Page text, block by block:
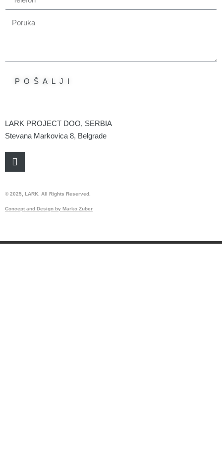
LARK PROJECT DOO, SERBIA
Stevana Markovica 8, Belgrade
© 2025, LARK. All Rights Reserved.
Concept and Design by Marko Zuber
POŠALJI